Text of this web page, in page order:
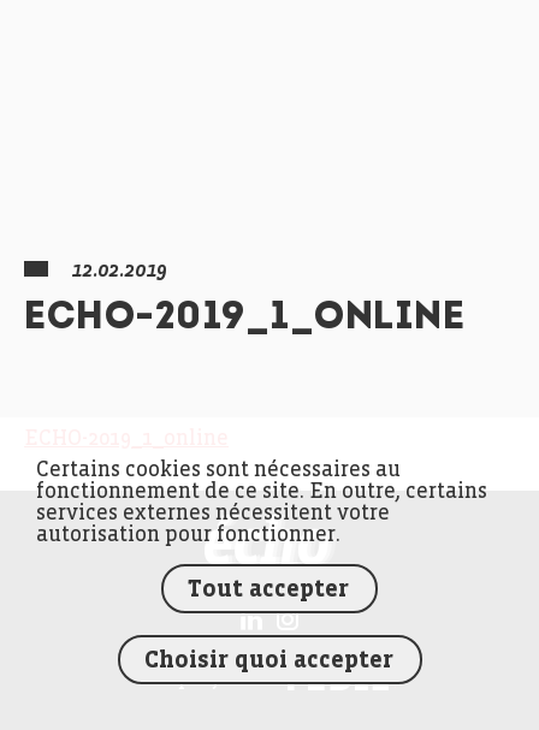
12.02.2019
ECHO-2019_1_ONLINE
FEDIL écho
Un projet de FEDIL
Certains cookies sont nécessaires au
fonctionnement de ce site. En outre, certains
services externes nécessitent votre
autorisation pour fonctionner.
Tout accepter
Choisir quoi accepter